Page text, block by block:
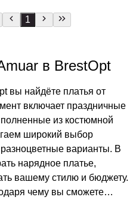
1
в BrestOpt
вы найдёте платья от
включает праздничные
из костюмной
широкий выбор
варианты. В
нарядное платье,
вашему стилю и бюджету.
чему вы сможете